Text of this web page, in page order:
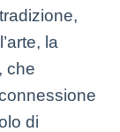
la
che
di